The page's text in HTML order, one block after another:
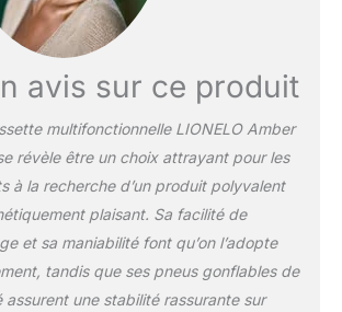
Réglage en 5 étapes de la
assure la conduite de la
confortable VOYAGE
L’auvent XXL offre à
contre la lumière du soleil, la
et le vent. La poussette Amber
équipée de roues pneumatiques
résistance avec roulements.
à la rotation à 360 degrés des
la poussette fonctionne bien.
amortisseurs réduisent
les chocs lors de la
avis sur ce produit
multifonctionnelle LIONELO Amber
révèle être un choix attrayant pour les
à la recherche d’un produit polyvalent
plaisant. Sa facilité de
et sa maniabilité font qu’on l’adopte
tandis que ses pneus gonflables de
assurent une stabilité rassurante sur